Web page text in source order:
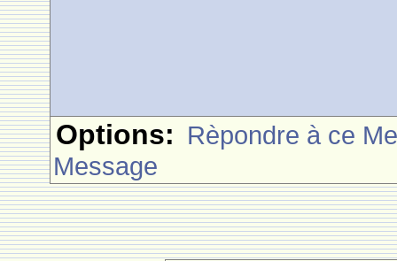
Options: Rèpondre à ce
Message